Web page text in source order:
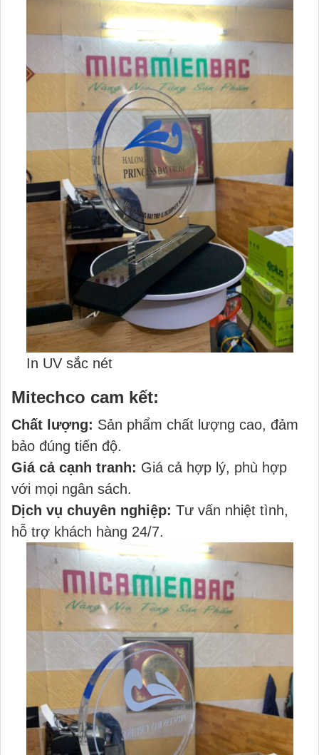
In UV sắc nét
Mitechco cam kết:
Chất lượng: Sản phẩm chất lượng cao, đảm
bảo đúng tiến độ.
Giá cả cạnh tranh: Giá cả hợp lý, phù hợp
với mọi ngân sách.
Dịch vụ chuyên nghiệp: Tư vấn nhiệt tình,
hỗ trợ khách hàng 24/7.